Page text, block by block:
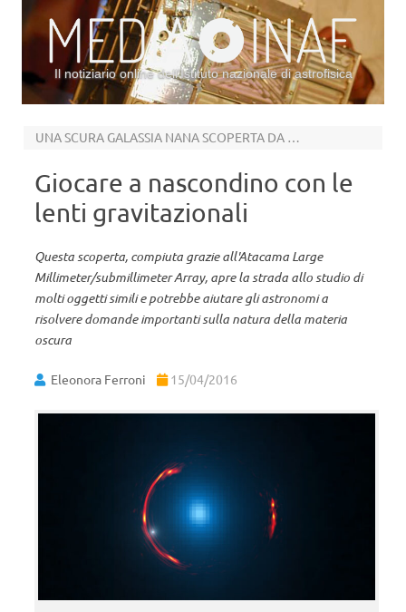
Il notiziario online dell’Istituto nazionale di astrofisica
UNA SCURA GALASSIA NANA SCOPERTA DA ALMA
Giocare a nascondino con le
lenti gravitazionali
Questa scoperta, compiuta grazie all'Atacama Large
Millimeter/submillimeter Array, apre la strada allo studio di
molti oggetti simili e potrebbe aiutare gli astronomi a
risolvere domande importanti sulla natura della materia
oscura
Eleonora Ferroni 15/04/2016